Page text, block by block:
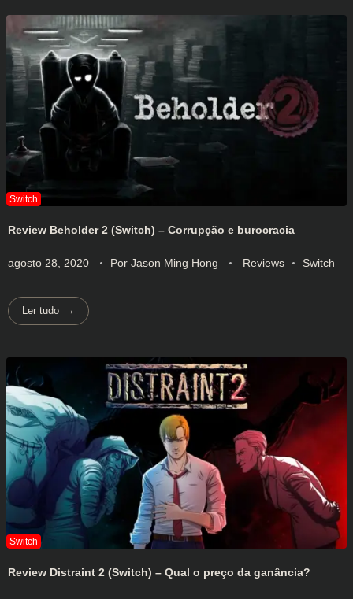
Review Beholder 2 (Switch) – Corrupção e burocracia
agosto 28, 2020 Por Jason Ming Hong Reviews Switch
Ler tudo
Review Distraint 2 (Switch) – Qual o preço da ganância?